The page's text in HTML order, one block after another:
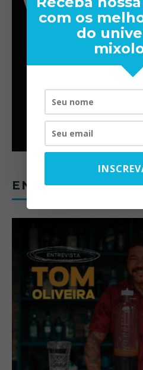
ENTREVISTAS
com os
do